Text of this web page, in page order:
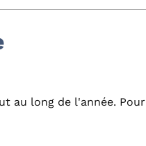
au long de l'année.